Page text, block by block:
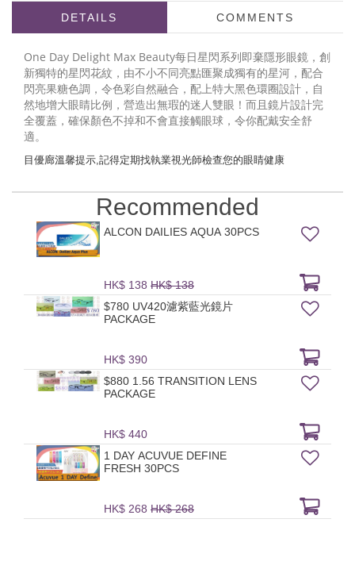
DETAILS COMMENTS
One Day Delight Max Beauty每日星閃系列即棄隱形眼鏡，創
新獨特的星閃花紋，由不小不同亮點匯聚成獨有的星河，配合
閃亮果糖色調，令色彩自然融合，配上特大黑色環圈設計，自
然地增大眼睛比例，營造出無瑕的迷人雙眼！而且鏡片設計完
全覆蓋，確保顏色不掉和不會直接觸眼球，令你配戴安全舒
適。
目優廊溫馨提示, 記得定期找執業視光師檢查您的眼睛健康
Recommended
ALCON DAILIES AQUA 30PCS
HK$ 138 HK$ 138
$780 UV420濾紫藍光鏡片
PACKAGE
HK$ 390
$880 1.56 TRANSITION LENS
PACKAGE
HK$ 440
1 DAY ACUVUE DEFINE
FRESH 30PCS
HK$ 268 HK$ 268